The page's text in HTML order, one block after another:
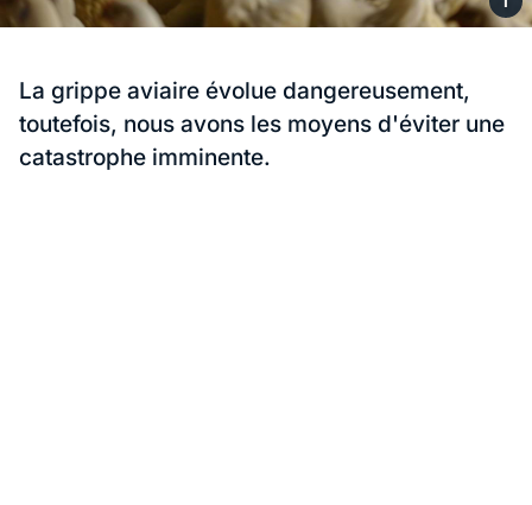
La grippe aviaire évolue dangereusement,
toutefois, nous avons les moyens d'éviter une
catastrophe imminente.